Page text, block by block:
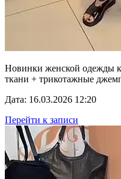
Новинки женской одежды
ткани + трикотажные
Дата: 16.03.2026 12:20
Перейти к записи